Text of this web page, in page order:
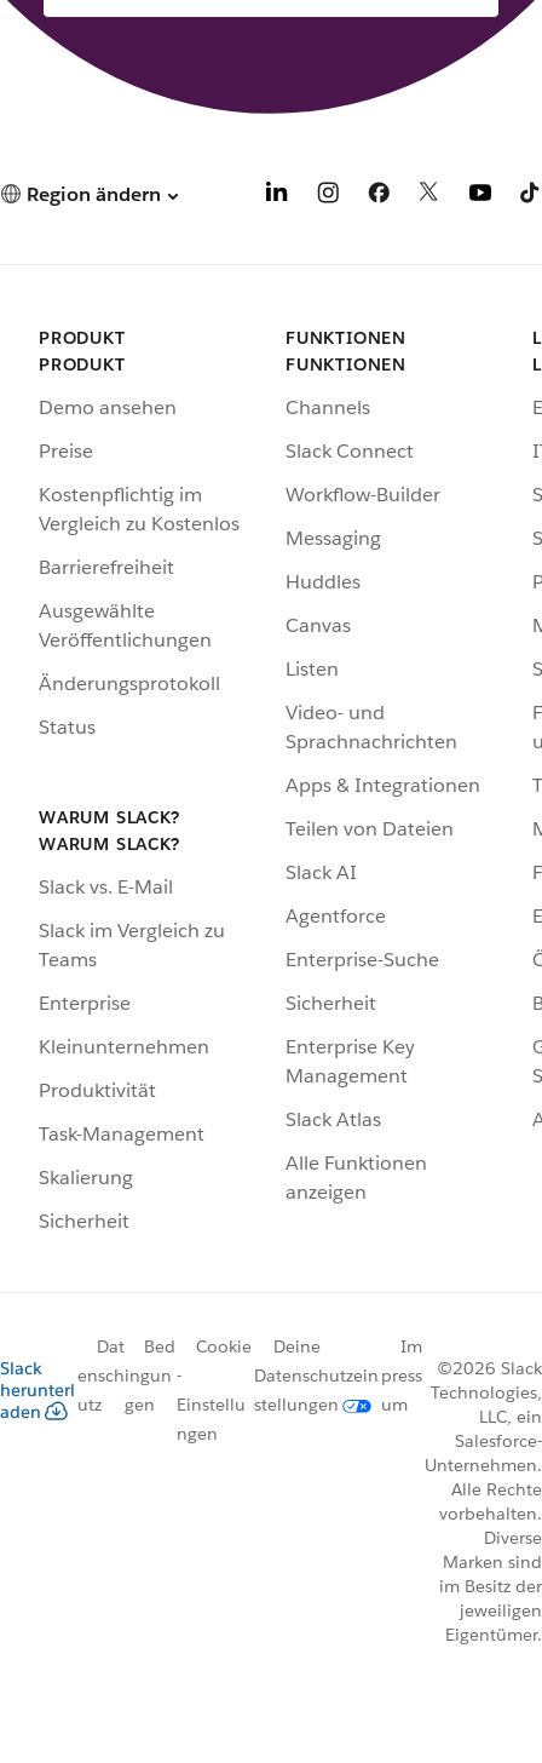
Region ändern
PRODUKT
PRODUKT
Demo ansehen
Preise
Kostenpflichtig im
Vergleich zu Kostenlos
Barrierefreiheit
Ausgewählte
Veröffentlichungen
Änderungsprotokoll
Status
WARUM SLACK?
WARUM SLACK?
Slack vs. E-Mail
Slack im Vergleich zu
Teams
Enterprise
Kleinunternehmen
Produktivität
Task-Management
Skalierung
Sicherheit
FUNKTIONEN
FUNKTIONEN
Channels
Slack Connect
Workflow-Builder
Messaging
Huddles
Canvas
Listen
Video- und
Sprachnachrichten
Apps & Integrationen
Teilen von Dateien
Slack AI
Agentforce
Enterprise-Suche
Sicherheit
Enterprise Key
Management
Slack Atlas
Alle Funktionen
anzeigen
Slack
herunterl
aden
Dat
ensch
utz
Bed
ingun
gen
Cookie
-
Einstellu
ngen
Deine
Datenschutzein
stellungen
Im
press
um
©2026 Slack
Technologies,
LLC, ein
Salesforce-
Unternehmen.
Alle Rechte
vorbehalten.
Diverse
Marken sind
im Besitz der
jeweiligen
Eigentümer.